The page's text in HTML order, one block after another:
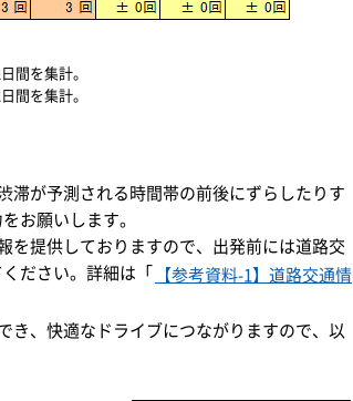
間を集計。
間を集計。
滞が予測される時間帯の前後にずらしたりす
お願いします。
を提供しておりますので、出発前には道路交
ださい。詳細は「 【参考資料-1】道路交通情
き、快適なドライブにつながりますので、以